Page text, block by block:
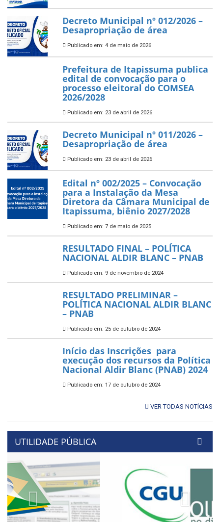
Decreto Municipal nº 012/2026 –
Desapropriação de área
Publicado em: 4 de maio de 2026
Prefeitura de Itapissuma publica
edital de convocação para o
processo eleitoral do COMSEA
2026/2028
Publicado em: 23 de abril de 2026
Decreto Municipal nº 011/2026 –
Desapropriação de área
Publicado em: 23 de abril de 2026
Edital nº 002/2025 – Convocação
para a Instalação da Mesa
Diretora da Câmara Municipal de
Itapissuma, biênio 2027/2028
Publicado em: 7 de maio de 2025
RESULTADO FINAL – POLÍTICA
NACIONAL ALDIR BLANC – PNAB
Publicado em: 9 de novembro de 2024
RESULTADO PRELIMINAR –
POLÍTICA NACIONAL ALDIR BLANC
– PNAB
Publicado em: 25 de outubro de 2024
Início das Inscrições para
execução dos recursos da Política
Nacional Aldir Blanc (PNAB) 2024
Publicado em: 17 de outubro de 2024
VER TODAS NOTÍCIAS
UTILIDADE PÚBLICA
Previous